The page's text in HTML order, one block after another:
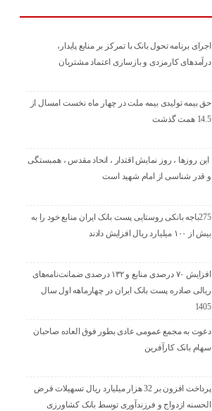
اجرای برنامه تحول بانک با تمرکز بر منابع پایدار،
درآمدهای کارمزدی و بازسازی اعتماد مشتریان
حق بیمه تولیدی بیمه ملت در چهار ماه نخست امسال از
14.5 همت گذشت
این روزها ، روز نمایش اقتدار ، اتحاد مقدس ، همبستگی
و قدر شناسی از امام شهید است
275باجه بانکی روستایی پست بانک ایران منابع خود را به
بیش از ۱۰۰ میلیارد ریال افزایش دادند
افزایش ۷۰ درصدی منابع و ۱۳۲ درصدی ضمانت‌نامه‌های
ریالی صادره پست بانک ایران در چهارماهه اول سال
1405
دعوت به مجمع عمومی عادی بطور فوق العاده صاحبان
سهام بانک کارآفرین
پرداخت افزون بر 32 هزار میلیارد ریال تسهیلات قرض
الحسنه ازدواج و فرزندآوری توسط بانک کشاورزی